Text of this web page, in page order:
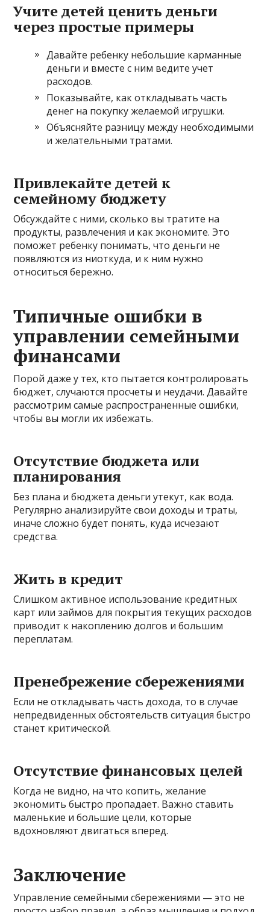
Учите детей ценить деньги
через простые примеры
Давайте ребенку небольшие карманные
деньги и вместе с ним ведите учет
расходов.
Показывайте, как откладывать часть
денег на покупку желаемой игрушки.
Объясняйте разницу между необходимыми
и желательными тратами.
Привлекайте детей к
семейному бюджету
Обсуждайте с ними, сколько вы тратите на
продукты, развлечения и как экономите. Это
поможет ребенку понимать, что деньги не
появляются из ниоткуда, и к ним нужно
относиться бережно.
Типичные ошибки в
управлении семейными
финансами
Порой даже у тех, кто пытается контролировать
бюджет, случаются просчеты и неудачи. Давайте
рассмотрим самые распространенные ошибки,
чтобы вы могли их избежать.
Отсутствие бюджета или
планирования
Без плана и бюджета деньги утекут, как вода.
Регулярно анализируйте свои доходы и траты,
иначе сложно будет понять, куда исчезают
средства.
Жить в кредит
Слишком активное использование кредитных
карт или займов для покрытия текущих расходов
приводит к накоплению долгов и большим
переплатам.
Пренебрежение сбережениями
Если не откладывать часть дохода, то в случае
непредвиденных обстоятельств ситуация быстро
станет критической.
Отсутствие финансовых целей
Когда не видно, на что копить, желание
экономить быстро пропадает. Важно ставить
маленькие и большие цели, которые
вдохновляют двигаться вперед.
Заключение
Управление семейными сбережениями — это не